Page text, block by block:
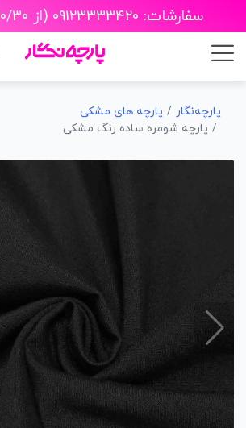
سفارشات: ۰۹۱۲۳۳۳۳۴۲۰ (از ۱۰/۳۰ الی ۲۰/۳۰)
پارچه‌نگار
پارچه های مشکی
پارچه شومره ساده رنگ مشکی